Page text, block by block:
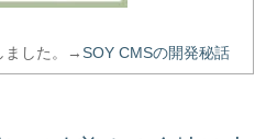
ました。→SOY CMSの開発秘話